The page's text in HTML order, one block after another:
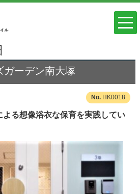
ガーデン南大塚
HK0018
る想像浴衣な保育を実践してい